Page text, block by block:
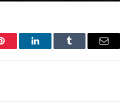
Pinterest LinkedInTumblr Email